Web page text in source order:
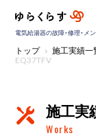
電気給湯器の故障・修理・メ
トップ 施工実績一
EQ37TFV
施工実
Works